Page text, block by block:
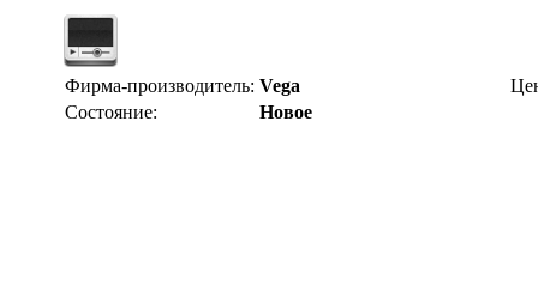
Фирма-производитель: Vega
Состояние:
Новое